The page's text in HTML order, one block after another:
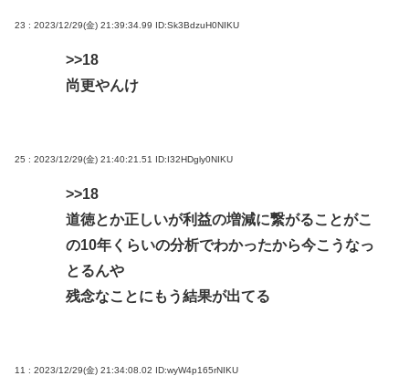
23 : 2023/12/29(金) 21:39:34.99 ID:Sk3BdzuH0NIKU
>>18
尚更やんけ
25 : 2023/12/29(金) 21:40:21.51 ID:I32HDgly0NIKU
>>18
道徳とか正しいが利益の増減に繋がることがこ
の10年くらいの分析でわかったから今こうなっ
とるんや
残念なことにもう結果が出てる
11 : 2023/12/29(金) 21:34:08.02 ID:wyW4p165rNIKU